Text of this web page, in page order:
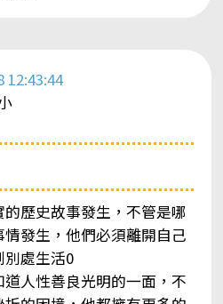
12:43:44
歷史故事發生，不管是哪
發生，他們必須離開自己
別處生活0
人性善良光明的一面，不